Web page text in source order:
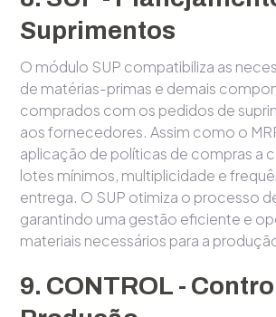
Suprimentos
O módulo SUP compatibiliza as
de matérias-primas e demais
comprados com os pedidos de
aos fornecedores. Assim como o
aplicação de políticas de compras a
lotes mínimos, multiplicidade e
entrega. O SUP otimiza o processo
garantindo uma gestão eficiente e
materiais necessários para a
9. CONTROL -